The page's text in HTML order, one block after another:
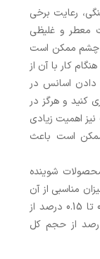
رعایت برخی
معطر و غلیظی
چشم ممکن است
کار با آن از
دادن اسانس در
کنید و هرگز در
اهمیت زیادی
ممکن است باعث
شوینده
مناسبی از آن
را استفاده کنید. برای مایع ظرفشویی، مقدار 0.1 تا 0.15 درصد از
برای جرمگیر، میزان 0.05 تا 0.1 درصد از حجم کل